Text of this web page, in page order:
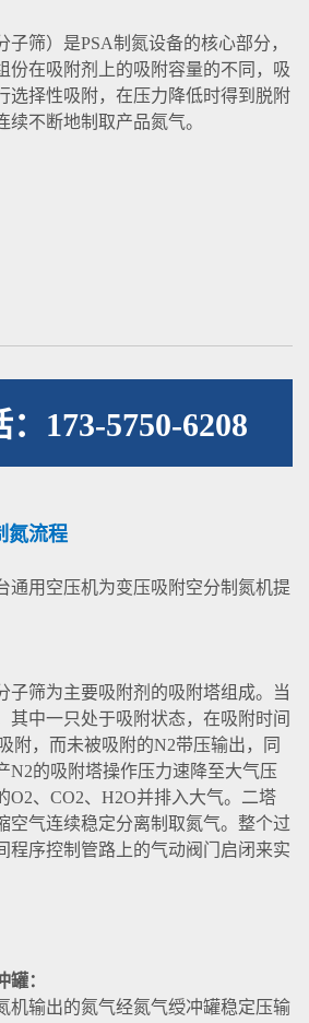
子筛）是PSA制氮设备的核心部分，
份在吸附剂上的吸附容量的不同，吸
选择性吸附，在压力降低时得到脱附
不断地制取产品氮气。
173-5750-6208
氮流程
通用空压机为变压吸附空分制氮机提
子筛为主要吸附剂的吸附塔组成。当
其中一只处于吸附状态，在吸附时间
附，而未被吸附的N2带压输出，同
N2的吸附塔操作压力速降至大气压
O2、CO2、H2O并排入大气。二塔
空气连续稳定分离制取氮气。整个过
程序控制管路上的气动阀门启闭来实
罐：
机输出的氮气经氮气绶冲罐稳定压输